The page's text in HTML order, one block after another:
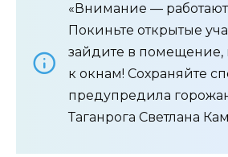
«Внимание —
Покиньте открытые
зайдите в помещение,
к окнам! Сохраняйте
предупредила
Таганрога Светлана